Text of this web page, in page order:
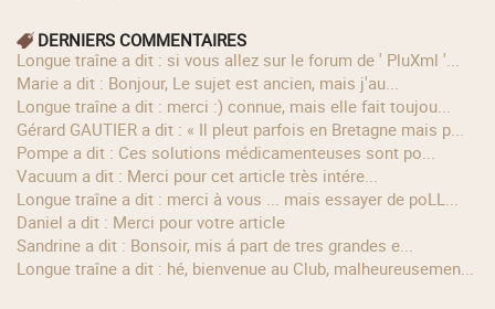
DERNIERS COMMENTAIRES
longue traîne a dit : si vous allez sur le forum de ' PluXml '...
Marie a dit : Bonjour, Le sujet est ancien, mais j'au...
longue traîne a dit : merci :) connue, mais elle fait toujou...
Gérard GAUTIER a dit : « Il pleut parfois en Bretagne mais p...
Pompe a dit : Ces solutions médicamenteuses sont po...
Vacuum a dit : Merci pour cet article très intére...
longue traîne a dit : merci à vous ... mais essayer de poLL...
Daniel a dit : Merci pour votre article
Sandrine a dit : Bonsoir, mis á part de tres grandes e...
longue traîne a dit : hé, bienvenue au Club, malheureusemen...